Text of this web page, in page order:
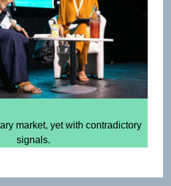
market, yet with contradictory
signals.